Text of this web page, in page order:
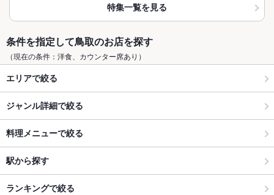
特集一覧を見る
条件を指定して鳥取のお店を探す
（現在の条件：洋食、カウンター席あり）
エリアで絞る
ジャンル詳細で絞る
料理メニューで絞る
駅から探す
ランキングで絞る